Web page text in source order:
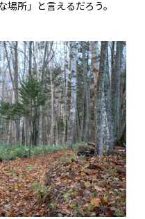
所」と言えるだろう。